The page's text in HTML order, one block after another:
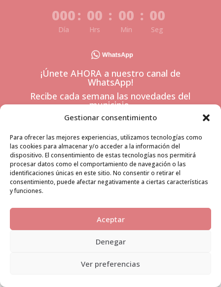
Gestionar consentimiento
Para ofrecer las mejores experiencias, utilizamos tecnologías como
las cookies para almacenar y/o acceder a la información del
dispositivo. El consentimiento de estas tecnologías nos permitirá
procesar datos como el comportamiento de navegación o las
identificaciones únicas en este sitio. No consentir o retirar el
consentimiento, puede afectar negativamente a ciertas características
y funciones.
Aceptar
Denegar
Ver preferencias
000
Día
: 00
Hrs
: 00
Min
: 00
Seg
¡Únete AHORA a nuestro canal de
WhatsApp!
Recibe cada semana las novedades del
municipio.
IR A WHATSAPP